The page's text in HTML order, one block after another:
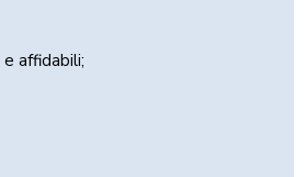
affidabili;